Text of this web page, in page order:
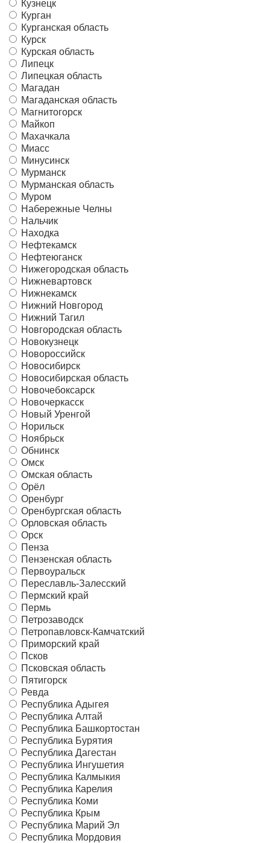
Кузнецк
Курган
Курганская область
Курск
Курская область
Липецк
Липецкая область
Магадан
Магаданская область
Магнитогорск
Майкоп
Махачкала
Миасс
Минусинск
Мурманск
Мурманская область
Муром
Набережные Челны
Нальчик
Находка
Нефтекамск
Нефтеюганск
Нижегородская область
Нижневартовск
Нижнекамск
Нижний Новгород
Нижний Тагил
Новгородская область
Новокузнецк
Новороссийск
Новосибирск
Новосибирская область
Новочебоксарск
Новочеркасск
Новый Уренгой
Норильск
Ноябрьск
Обнинск
Омск
Омская область
Орёл
Оренбург
Оренбургская область
Орловская область
Орск
Пенза
Пензенская область
Первоуральск
Переславль-Залесский
Пермский край
Пермь
Петрозаводск
Петропавловск-Камчатский
Приморский край
Псков
Псковская область
Пятигорск
Ревда
Республика Адыгея
Республика Алтай
Республика Башкортостан
Республика Бурятия
Республика Дагестан
Республика Ингушетия
Республика Калмыкия
Республика Карелия
Республика Коми
Республика Крым
Республика Марий Эл
Республика Мордовия